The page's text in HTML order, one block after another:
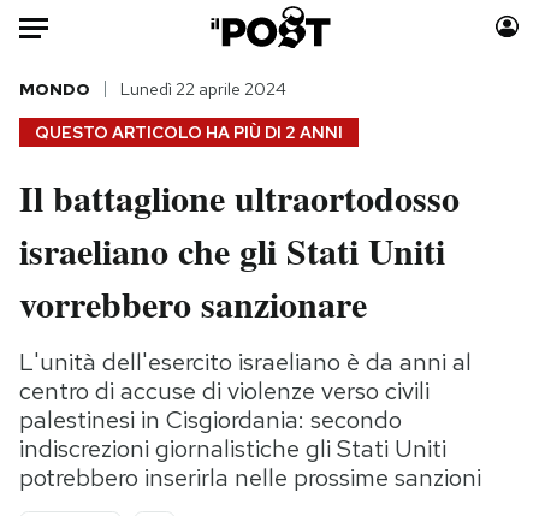
Auto
HOME
Italia
Politica
Tecnologia
Scienza
Cultura
Economia
Sport
Moda
Consumismi
Storie/Idee
Media
Altrecose
Mondiali calcio 2026
QUESTO ARTICOLO HA PIÙ DI 2 ANNI
MONDO Lunedì 22 aprile 2024
Il battaglione ultraortodosso
israeliano che gli Stati Uniti
vorrebbero sanzionare
L'unità dell'esercito israeliano è da anni al
centro di accuse di violenze verso civili
palestinesi in Cisgiordania: secondo
indiscrezioni giornalistiche gli Stati Uniti
potrebbero inserirla nelle prossime sanzioni